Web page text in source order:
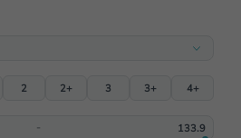
2 2+ 3 3+ 4+
‐